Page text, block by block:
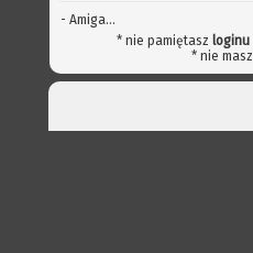
- Amiga...
* nie pamiętasz loginu
* nie